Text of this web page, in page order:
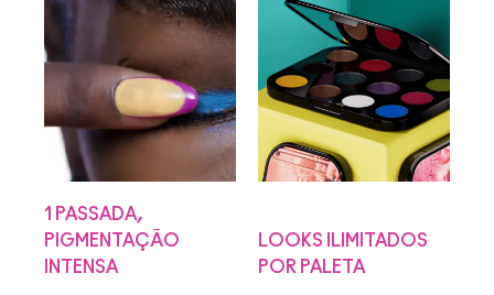
1 PASSADA,
PIGMENTAÇÃO
INTENSA
LOOKS ILIMITADOS
POR PALETA